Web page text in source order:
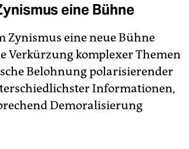
eine Bühne
Zynismus eine neue Bühne
Verkürzung komplexer Themen
Belohnung polarisierender
Informationen,
Demoralisierung